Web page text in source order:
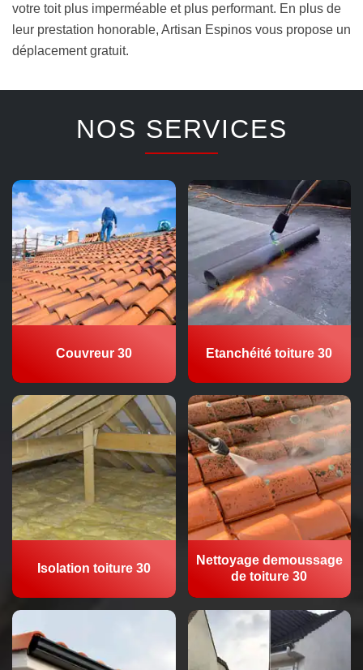
votre toit plus imperméable et plus performant. En plus de
leur prestation honorable, Artisan Espinos vous propose un
déplacement gratuit.
NOS SERVICES
Couvreur 30 Etanchéité toiture 30
Isolation toiture 30
Nettoyage demoussage
de toiture 30